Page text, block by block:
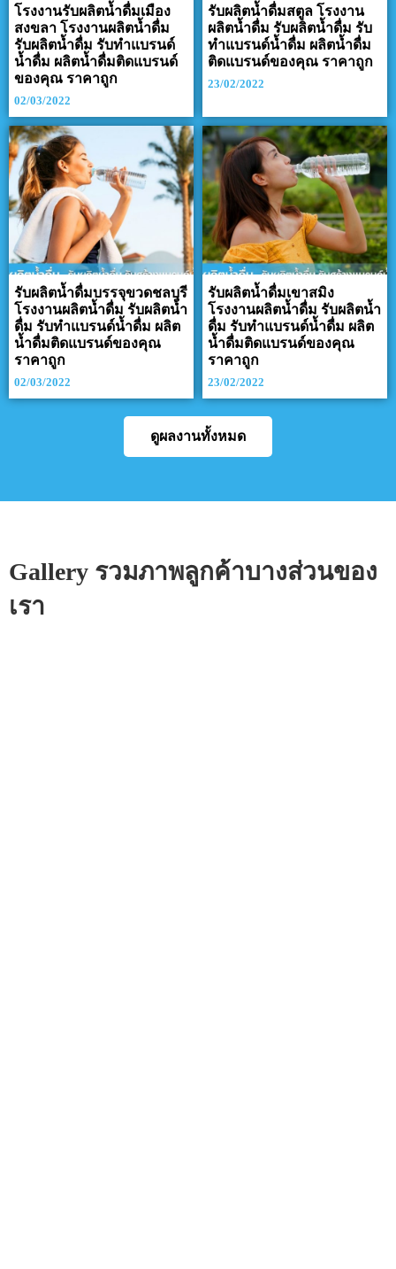
โรงงานรับผลิตน้ำดื่มเมือง
สงขลา โรงงานผลิตน้ำดื่ม
รับผลิตน้ำดื่ม รับทำแบรนด์
น้ำดื่ม ผลิตน้ำดื่มติดแบรนด์
ของคุณ ราคาถูก
02/03/2022
รับผลิตน้ำดื่มสตูล โรงงาน
ผลิตน้ำดื่ม รับผลิตน้ำดื่ม รับ
ทำแบรนด์น้ำดื่ม ผลิตน้ำดื่ม
ติดแบรนด์ของคุณ ราคาถูก
23/02/2022
รับผลิตน้ำดื่มบรรจุขวดชลบุรี
โรงงานผลิตน้ำดื่ม รับผลิตน้ำ
ดื่ม รับทำแบรนด์น้ำดื่ม ผลิต
น้ำดื่มติดแบรนด์ของคุณ
ราคาถูก
02/03/2022
รับผลิตน้ำดื่มเขาสมิง
โรงงานผลิตน้ำดื่ม รับผลิตน้ำ
ดื่ม รับทำแบรนด์น้ำดื่ม ผลิต
น้ำดื่มติดแบรนด์ของคุณ
ราคาถูก
23/02/2022
ดูผลงานทั้งหมด
Gallery รวมภาพลูกค้าบางส่วนของ
เรา